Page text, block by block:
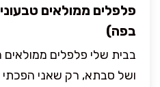
פלפלים ממולאים
בפה)
בבית שלי פלפלים
ושל סבתא, רק שאני הפכתי